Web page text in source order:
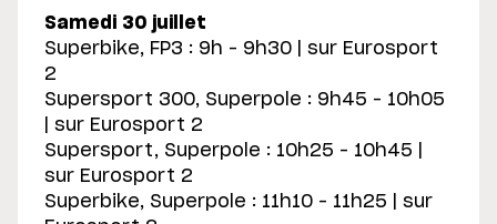
Samedi 30 juillet
Superbike, FP3 : 9h – 9h30 | sur Eurosport
2
Supersport 300, Superpole : 9h45 – 10h05
| sur Eurosport 2
Supersport, Superpole : 10h25 – 10h45 |
sur Eurosport 2
Superbike, Superpole : 11h10 – 11h25 | sur